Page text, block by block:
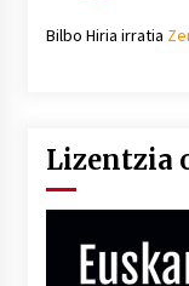
Bilbo Hiria irratia
Lizentzia